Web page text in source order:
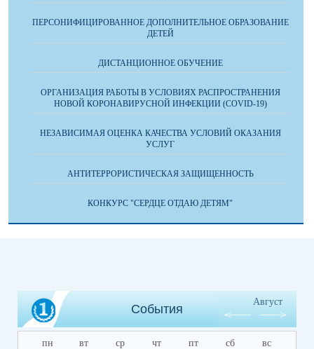
ПЕРСОНИФИЦИРОВАННОЕ ДОПОЛНИТЕЛЬНОЕ ОБРАЗОВАНИЕ
ДЕТЕЙ
ДИСТАНЦИОННОЕ ОБУЧЕНИЕ
ОРГАНИЗАЦИЯ РАБОТЫ В УСЛОВИЯХ РАСПРОСТРАНЕНИЯ
НОВОЙ КОРОНАВИРУСНОЙ ИНФЕКЦИИ (COVID-19)
НЕЗАВИСИМАЯ ОЦЕНКА КАЧЕСТВА УСЛОВИЙ ОКАЗАНИЯ
УСЛУГ
АНТИТЕРРОРИСТИЧЕСКАЯ ЗАЩИЩЕННОСТЬ
КОНКУРС "СЕРДЦЕ ОТДАЮ ДЕТЯМ"
События
Август
пн вт ср чт пт сб вс